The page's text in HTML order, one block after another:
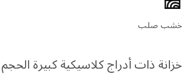
المزيد عن تمارا
صلب
ذات أدراج كلاسيكية كبيرة